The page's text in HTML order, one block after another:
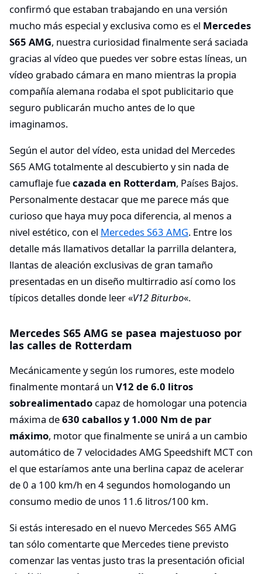
confirmó que estaban trabajando en una versión
mucho más especial y exclusiva como es el Mercedes
S65 AMG, nuestra curiosidad finalmente será saciada
gracias al vídeo que puedes ver sobre estas líneas, un
vídeo grabado cámara en mano mientras la propia
compañía alemana rodaba el spot publicitario que
seguro publicarán mucho antes de lo que
imaginamos.
Según el autor del vídeo, esta unidad del Mercedes
S65 AMG totalmente al descubierto y sin nada de
camuflaje fuecazada en Rotterdam, Países Bajos.
Personalmente destacar que me parece más que
curioso que haya muy poca diferencia, al menos a
nivel estético, con el Mercedes S63 AMG. Entre los
detalle más llamativos detallar la parrilla delantera,
llantas de aleación exclusivas de gran tamaño
presentadas en un diseño multirradio así como los
típicos detalles donde leer «V12 Biturbo«.
Mercedes S65 AMG se pasea majestuoso por
las calles de Rotterdam
Mecánicamente y según los rumores, este modelo
finalmente montará un V12 de 6.0 litros
sobrealimentado capaz de homologar una potencia
máxima de630 caballos y 1.000 Nm de par
máximo, motor que finalmente se unirá a un cambio
automático de 7 velocidades AMG Speedshift MCT con
el que estaríamos ante una berlina capaz de acelerar
de 0 a 100 km/h en 4 segundos homologando un
consumo medio de unos 11.6 litros/100 km.
Si estás interesado en el nuevo Mercedes S65 AMG
tan sólo comentarte que Mercedes tiene previsto
comenzar las ventas justo tras la presentación oficial